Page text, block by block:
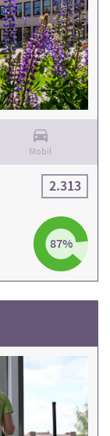
Mobil
87%
2.313